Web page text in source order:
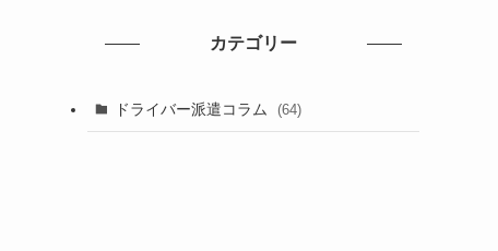
カテゴリー
ドライバー派遣コラム (64)